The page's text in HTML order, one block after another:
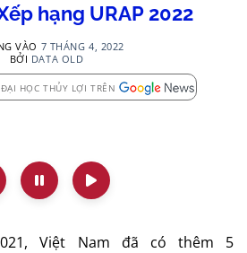
hạng URAP 2022
VÀO 7 THÁNG 4, 2022
BỞI DATA OLD
HỌC THỦY LỢI TRÊN
Việt Nam đã có thêm 5